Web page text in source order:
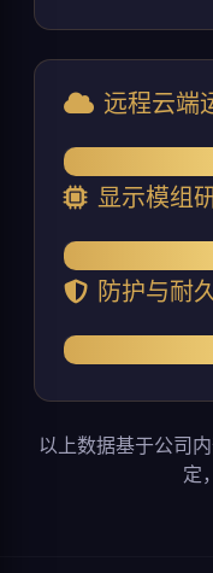
远程云端
显示模组
防护与耐
以上数据基于公司
定